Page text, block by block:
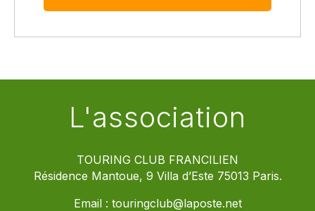
L'association
TOURING CLUB FRANCILIEN
Résidence Mantoue, 9 Villa d’Este 75013 Paris.
Email : touringclub@laposte.net